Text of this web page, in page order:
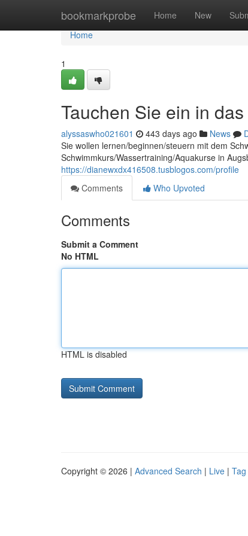
bookmarkprobe Home New
Home
Home
1
Tauchen Sie ein in
alyssaswho021601 443 days ago News
Sie wollen lernen/beginnen/steuern mit dem
Schwimmkurs/Wassertraining/Aquakurse in
https://dianewxdx416508.tusblogos.com/profile
Comments
Who Upvoted
Comments
Submit a Comment
No HTML
HTML is disabled
Copyright © 2026 | Advanced Search | Live |